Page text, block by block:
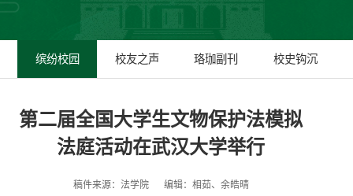
缤纷校园 校友之声 珞珈副刊 校史钩沉
第二届全国大学生文物保护法模拟
法庭活动在武汉大学举行
稿件来源：法学院
编辑：相茹、余皓晴